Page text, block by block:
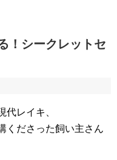
！シークレットセ
代レイキ、
くださった飼い主さん